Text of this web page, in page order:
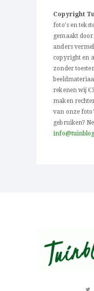
Copyright
foto's en
gemaakt
anders
copyright en
zonder
rekenen wij
maken
van onze
gebruiken?